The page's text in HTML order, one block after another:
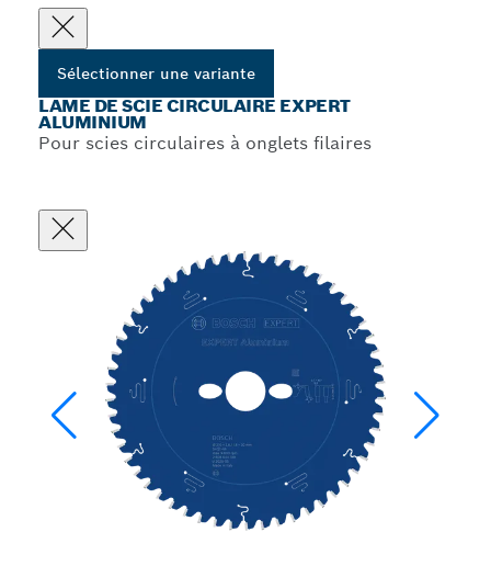
Sélectionner une variante
LAME DE SCIE CIRCULAIRE EXPERT
ALUMINIUM
Pour scies circulaires à onglets filaires